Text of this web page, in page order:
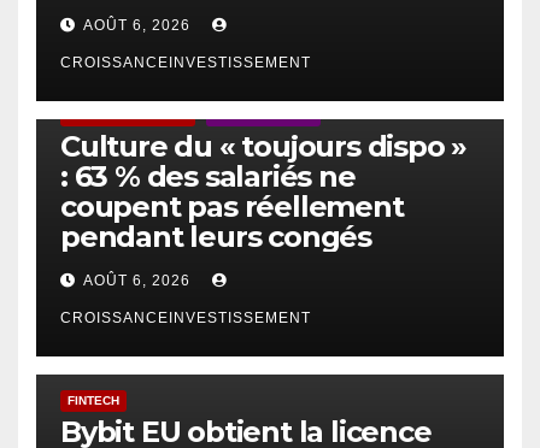
AOÛT 6, 2026
CROISSANCEINVESTISSEMENT
Culture du « toujours dispo »
: 63 % des salariés ne
coupent pas réellement
pendant leurs congés
AOÛT 6, 2026
CROISSANCEINVESTISSEMENT
FINTECH
Bybit EU obtient la licence